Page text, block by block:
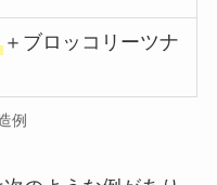
＋ブロッコリーツナ
例